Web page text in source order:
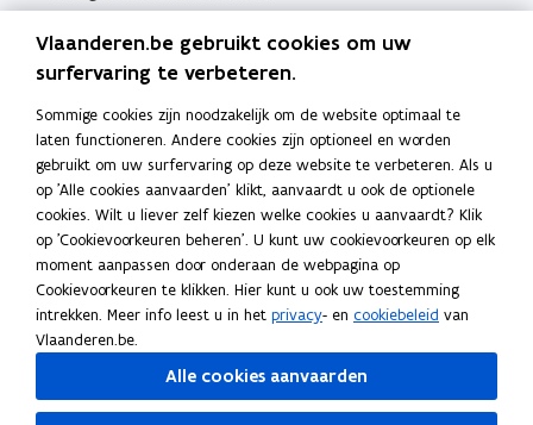
Schrijf je in
Thema's
Taaladviezen
Spellingregels
Tips voor duidelijke taal
Bekijk ook
Spellingtests
Boek- en webwijzer
Vlaanderen.be gebruikt cookies om uw
surfervaring te verbeteren.
Sommige cookies zijn noodzakelijk om de website optimaal te
laten functioneren. Andere cookies zijn optioneel en worden
gebruikt om uw surfervaring op deze website te verbeteren. Als u
op 'Alle cookies aanvaarden' klikt, aanvaardt u ook de optionele
cookies. Wilt u liever zelf kiezen welke cookies u aanvaardt? Klik
op 'Cookievoorkeuren beheren'. U kunt uw cookievoorkeuren op elk
moment aanpassen door onderaan de webpagina op
Cookievoorkeuren te klikken. Hier kunt u ook uw toestemming
intrekken. Meer info leest u in het privacy- en cookiebeleid van
Vlaanderen.be.
Alle cookies aanvaarden